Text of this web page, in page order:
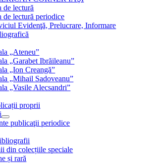
de lectură
de lectură periodice
Evidenţă, Prelucrare, Informare
„Ateneu”
„Garabet Ibrăileanu”
„Ion Creangă”
„Mihail Sadoveanu”
„Vasile Alecsandri”
proprii
publicaţii periodice
din colecțiile speciale
și rară